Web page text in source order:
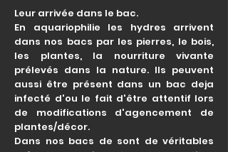
Leur arrivée dans le bac.
En aquariophilie les hydres arrivent
dans nos bacs par les pierres, le bois,
les plantes, la nourriture vivante
prélevés dans la nature. Ils peuvent
aussi être présent dans un bac deja
infecté d'ou le fait d'être attentif lors
de modifications d'agencement de
plantes/décor.
Dans nos bacs de sont de véritables